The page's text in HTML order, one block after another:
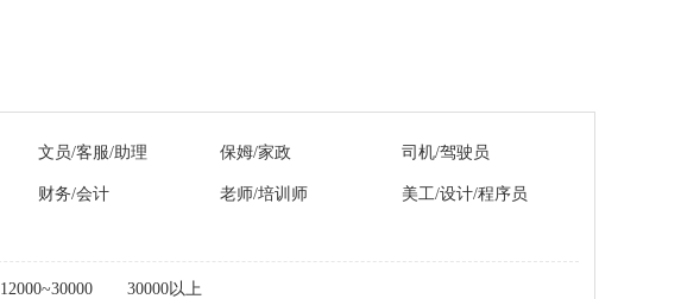
文员/客服/助理 保姆/家政 司机/驾驶员
财务/会计 老师/培训师 美工/设计/程序员
12000~30000 30000以上